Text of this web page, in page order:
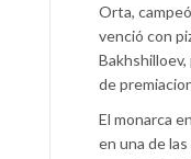
Orta,
venció con
de
El monarca
en una de